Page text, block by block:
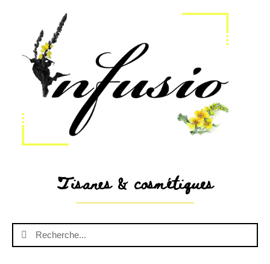
Tisanes & cosmétiques